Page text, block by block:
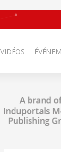
VIDÉOS